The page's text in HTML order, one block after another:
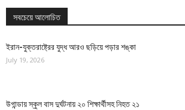
সবচেয়ে আলোচিত
ইরান-যুক্তরাষ্ট্রের যুদ্ধ আরও ছড়িয়ে পড়ার শঙ্কা
July 19, 2026
উগান্ডায় স্কুল বাস দুর্ঘটনায় ২০ শিক্ষার্থীসহ নিহত ২১